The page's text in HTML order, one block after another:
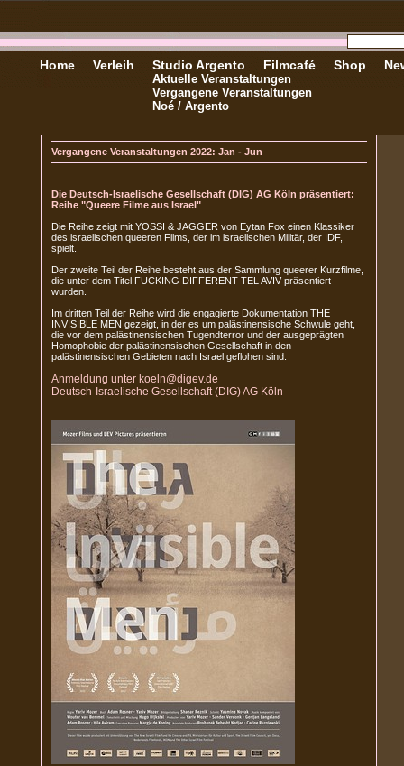
Home Verleih Studio Argento
Aktuelle Veranstaltungen
Vergangene Veranstaltungen
Noé / Argento
Filmcafé Shop
Vergangene Veranstaltungen 2022: Jan - Jun
Die Deutsch-Israelische Gesellschaft (DIG) AG Köln präsentiert:
Reihe "Queere Filme aus Israel"
Die Reihe zeigt mit YOSSI & JAGGER von Eytan Fox einen Klassiker
des israelischen queeren Films, der im israelischen Militär, der IDF,
spielt.
Der zweite Teil der Reihe besteht aus der Sammlung queerer Kurzfilme,
die unter dem Titel FUCKING DIFFERENT TEL AVIV präsentiert
wurden.
Im dritten Teil der Reihe wird die engagierte Dokumentation THE
INVISIBLE MEN gezeigt, in der es um palästinensische Schwule geht,
die vor dem palästinensischen Tugendterror und der ausgeprägten
Homophobie der palästinensischen Gesellschaft in den
palästinensischen Gebieten nach Israel geflohen sind.
Anmeldung unter koeln@digev.de
Deutsch-Israelische Gesellschaft (DIG) AG Köln